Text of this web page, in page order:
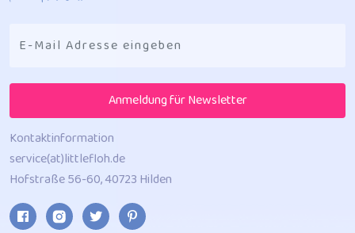
Anmeldung für Newsletter
Kontaktinformation
service(at)littlefloh.de
Hofstraße 56-60, 40723 Hilden